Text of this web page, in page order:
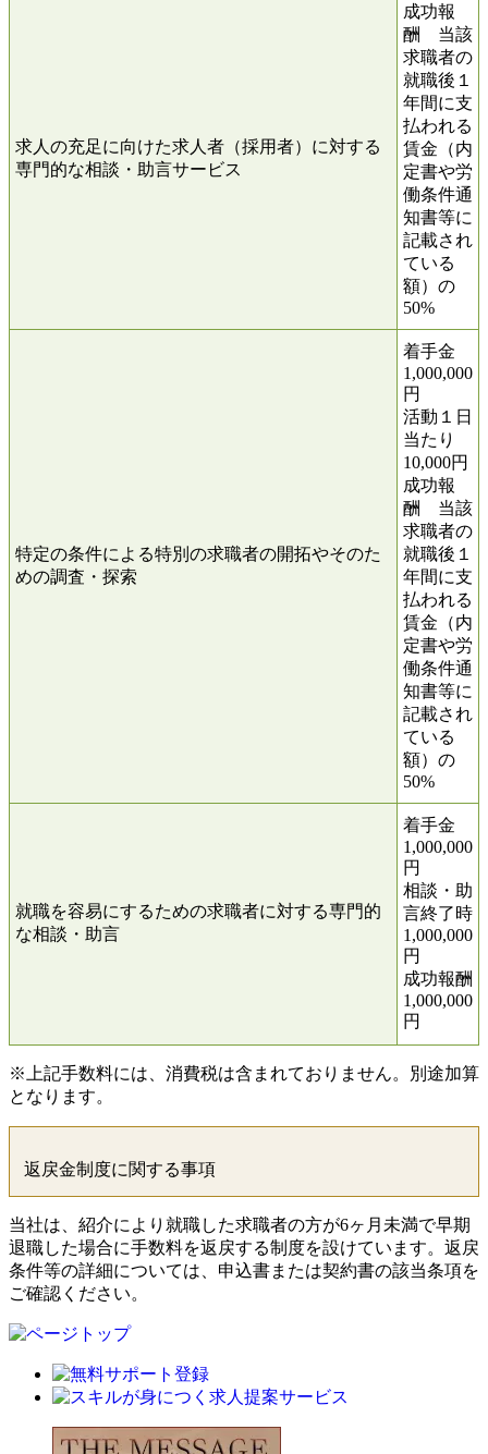
求人の充足に向けた求人者（採用者）に対する
専門的な相談・助言サービス
成功報
酬 当該
求職者の
就職後１
年間に支
払われる
賃金（内
定書や労
働条件通
知書等に
記載され
ている
額）の
50%
特定の条件による特別の求職者の開拓やそのた
めの調査・探索
着手金
1,000,000
円
活動１日
当たり
10,000円
成功報
酬 当該
求職者の
就職後１
年間に支
払われる
賃金（内
定書や労
働条件通
知書等に
記載され
ている
額）の
50%
就職を容易にするための求職者に対する専門的
な相談・助言
着手金
1,000,000
円
相談・助
言終了時
1,000,000
円
成功報酬
1,000,000
円
※上記手数料には、消費税は含まれておりません。別途加算
となります。
返戻金制度に関する事項
当社は、紹介により就職した求職者の方が6ヶ月未満で早期
退職した場合に手数料を返戻する制度を設けています。返戻
条件等の詳細については、申込書または契約書の該当条項を
ご確認ください。